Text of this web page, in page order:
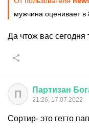
мужчина оценивает в
Да чтож вас сегодня
П Партизан
21:26, 17.07.2022
Сортир- это гетто